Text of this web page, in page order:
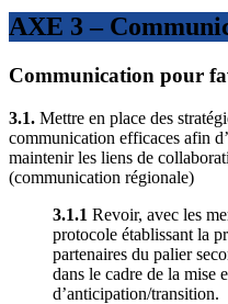
AXE 3 –
Communication pour
3.1. Mettre en place des
communication efficaces afin
maintenir les liens de
(communication régionale)
3.1.1 Revoir, avec les
protocole établissant la
partenaires du palier
dans le cadre de la mise
d’anticipation/transition.